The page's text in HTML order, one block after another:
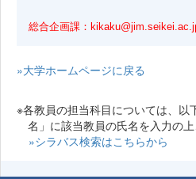
総合企画課：
»大学ホームページに戻る
※各教員の担当科目については、以
名」に該当教員の氏名を入力の上
»シラバス検索はこちらから